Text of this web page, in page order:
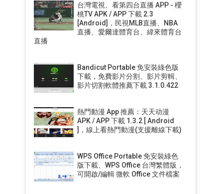
台灣電視、看第四台直播 APP - 櫻
桃TV APK / APP 下載 2.3
[Android]，民視MLB直播、NBA
直播、愛爾達體育台、緯來體育台
直播
Bandicut Portable 免安裝綠色版
下載，免費影片分割、影片剪輯、
影片切割軟體推薦下載 3.1.0.422
熱門動漫 App 推薦：天天动漫
APK / APP 下載 1.3.2 [ Android
]，線上看熱門動漫(支援離線下載)
WPS Office Portable 免安裝綠色
版下載、WPS Office 台灣繁體版，
可開啟/編輯 微軟 Office 文件檔案